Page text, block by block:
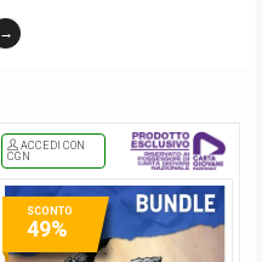
→
ACCEDI CON
CGN
SCONTO
49%